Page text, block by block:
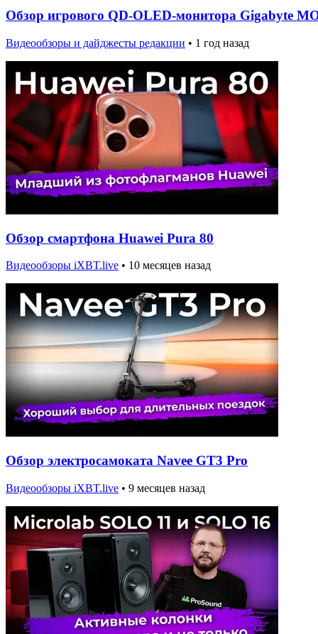
Обзор игрового QD-OLED-монитора Gigabyte
Видеообзоры и дайджесты редакции • 1 год назад
Обзор смартфона Huawei Pura 80
Видеообзоры iXBT.live • 10 месяцев назад
Обзор электросамоката Navee GT3 Pro
Видеообзоры iXBT.live • 9 месяцев назад